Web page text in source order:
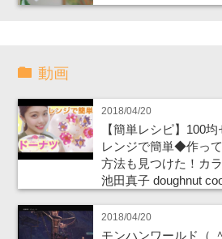
動画
2018/04/20
【簡単レシピ】100
レンジで簡単◆作っ
方法も見つけた！カ
池田真子 doughnut
2018/04/20
モンハンワールド（